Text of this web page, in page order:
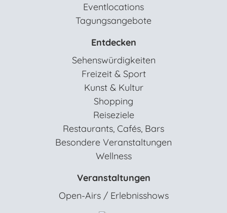
Eventlocations
Tagungsangebote
Entdecken
Sehenswürdigkeiten
Freizeit & Sport
Kunst & Kultur
Shopping
Reiseziele
Restaurants, Cafés, Bars
Besondere Veranstaltungen
Wellness
Veranstaltungen
Open-Airs / Erlebnisshows